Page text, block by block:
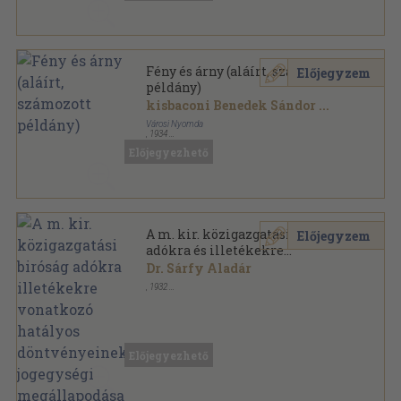
Fény és árny (aláírt, számozott
példány)
kisbaconi Benedek Sándor ...
Városi Nyomda
1934
Előjegyzem
A m. kir. közigazgatási biróság
adókra és illetékekre
vonatkozó hatályos
döntvényeinek, jogegységi
Dr. Sárfy Aladár
1932
Előjegyzem